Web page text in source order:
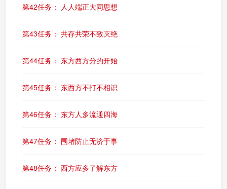
第42任务： 人人端正大同思想
第43任务： 共存共荣不致灭绝
第44任务： 东方西方分的开始
第45任务： 东西方不打不相识
第46任务： 东方人多流通四海
第47任务： 围堵防止无济于事
第48任务： 西方应多了解东方